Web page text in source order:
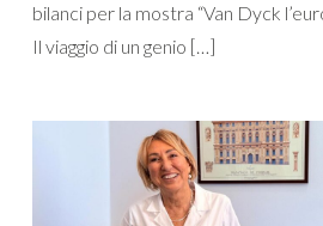
bilanci per la mostra “Van Dyck
Il viaggio di un genio […]